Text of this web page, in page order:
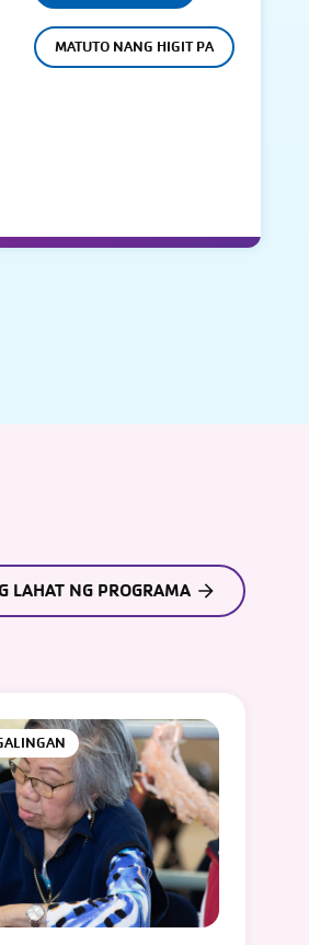
MATUTO NANG HIGIT PA
LAHAT NG PROGRAMA